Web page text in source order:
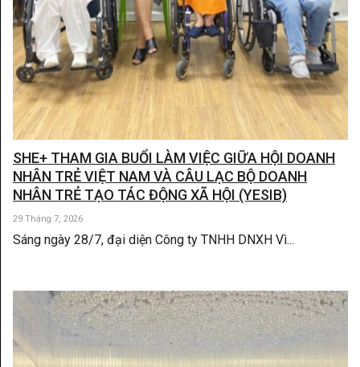
SHE+ THAM GIA BUỔI LÀM VIỆC GIỮA HỘI DOANH
NHÂN TRẺ VIỆT NAM VÀ CÂU LẠC BỘ DOANH
NHÂN TRẺ TẠO TÁC ĐỘNG XÃ HỘI (YESIB)
29 Tháng 7, 2026
Sáng ngày 28/7, đại diện Công ty TNHH DNXH Vì...